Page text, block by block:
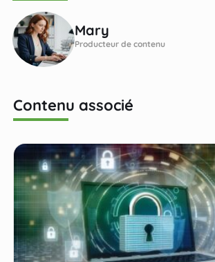
Mary
Producteur de contenu
Contenu associé